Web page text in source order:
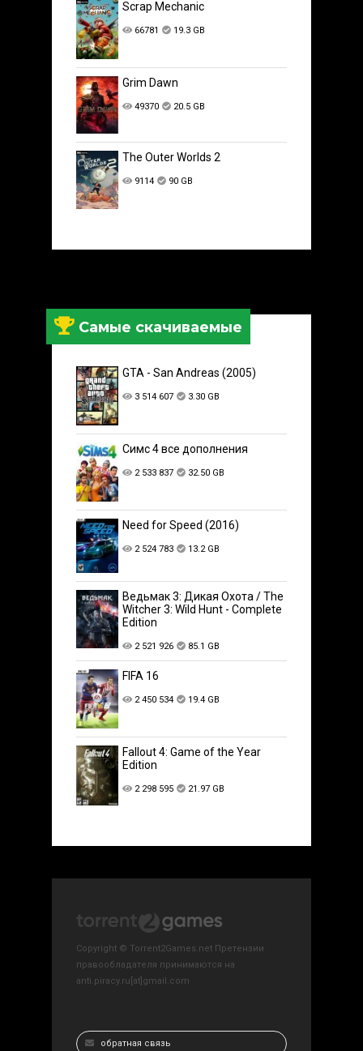
Scrap Mechanic
66781 19.3 GB
Grim Dawn
49370 20.5 GB
The Outer Worlds 2
9114 90 GB
Самые скачиваемые
GTA - San Andreas (2005)
3 514 607 3.30 GB
Симс 4 все дополнения
2 533 837 32.50 GB
Need for Speed (2016)
2 524 783 13.2 GB
Ведьмак 3: Дикая Охота / The
Witcher 3: Wild Hunt - Complete
Edition
2 521 926 85.1 GB
FIFA 16
2 450 534 19.4 GB
Fallout 4: Game of the Year
Edition
2 298 595 21.97 GB
Copyright © Torrent2Games.net Претензии
правообладателя принимаются на
anti.piracy.ru[at]gmail.com
обратная связь